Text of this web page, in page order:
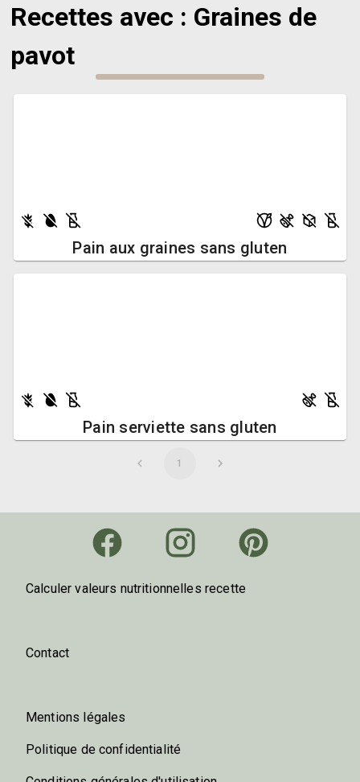
Recettes avec : Graines de
pavot
Pain aux graines sans gluten
Pain serviette sans gluten
1
Calculer valeurs nutritionnelles recette
Contact
Mentions légales
Politique de confidentialité